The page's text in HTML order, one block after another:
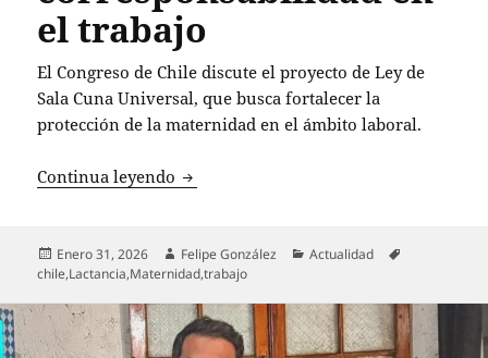
el trabajo
El Congreso de Chile discute el proyecto de Ley de
Sala Cuna Universal, que busca fortalecer la
protección de la maternidad en el ámbito laboral.
Continua leyendo Chile avanza hacia la igualdad laboral
Publicado
el
Enero 31, 2026 Autor
Felipe González Categorías
Actualidad
chile,Lactancia,Maternidad,trabajo